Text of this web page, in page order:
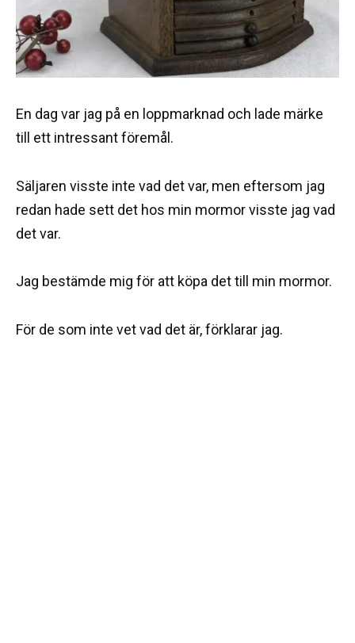
En dag var jag på en loppmarknad och lade märke
till ett intressant föremål.
Säljaren visste inte vad det var, men eftersom jag
redan hade sett det hos min mormor visste jag vad
det var.
Jag bestämde mig för att köpa det till min mormor.
För de som inte vet vad det är, förklarar jag.